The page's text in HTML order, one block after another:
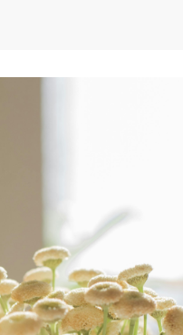
definita.…